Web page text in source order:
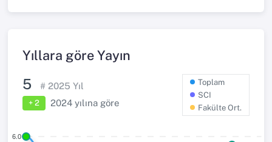
Yıllara göre Yayın
5 # 2025 Yıl
+ 2 2024 yılına göre
Toplam
SCI
Fakülte Ort.
6.0